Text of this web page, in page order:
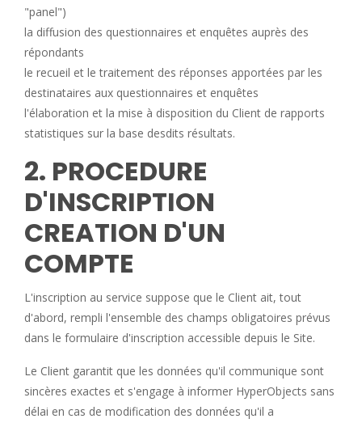
"panel")
la diffusion des questionnaires et enquêtes auprès des
répondants
le recueil et le traitement des réponses apportées par les
destinataires aux questionnaires et enquêtes
l'élaboration et la mise à disposition du Client de rapports
statistiques sur la base desdits résultats.
2. PROCEDURE
D'INSCRIPTION
CREATION D'UN
COMPTE
L'inscription au service suppose que le Client ait, tout
d'abord, rempli l'ensemble des champs obligatoires prévus
dans le formulaire d'inscription accessible depuis le Site.
Le Client garantit que les données qu'il communique sont
sincères exactes et s'engage à informer HyperObjects sans
délai en cas de modification des données qu'il a